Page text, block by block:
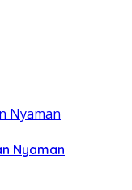
Nyaman